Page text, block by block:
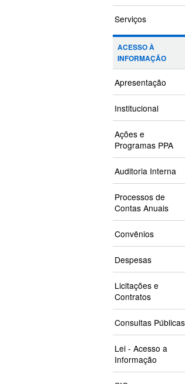
Serviços
ACESSO À
INFORMAÇÃO
Apresentação
Institucional
Ações e
Programas PPA
Auditoria Interna
Processos de
Contas Anuais
Convênios
Despesas
Licitações e
Contratos
Consultas Públicas
Lei - Acesso a
Informação